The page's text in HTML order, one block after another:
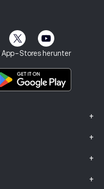
App-Stores herunter
+
+
+
+